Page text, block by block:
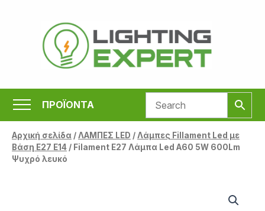
περιεχόμενο
ΠΡΟΪΟΝΤΑ
Αρχική σελίδα/ΛΑΜΠΕΣ LED /Λάμπες Fillament Led με
Βάση Ε27 E14/ Filament E27 Λάμπα Led A60 5W 600Lm
Ψυχρό λευκό